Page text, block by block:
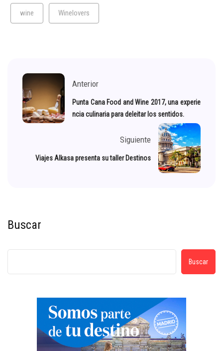
wine Winelovers
Anterior
Punta Cana Food and Wine 2017, una experie
ncia culinaria para deleitar los sentidos.
Siguiente
Viajes Alkasa presenta su taller Destinos
Buscar
Buscar